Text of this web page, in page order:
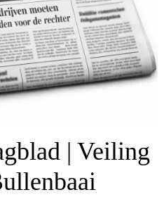
| Veiling